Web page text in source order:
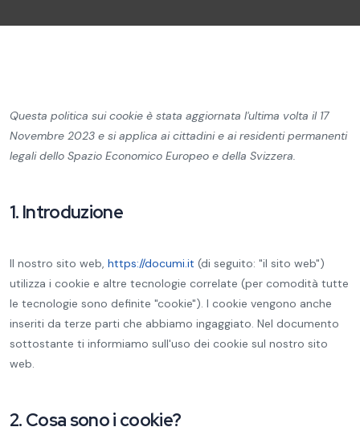
Questa politica sui cookie è stata aggiornata l'ultima volta il 17
Novembre 2023 e si applica ai cittadini e ai residenti permanenti
legali dello Spazio Economico Europeo e della Svizzera.
1. Introduzione
Il nostro sito web, https://documi.it (di seguito: "il sito web")
utilizza i cookie e altre tecnologie correlate (per comodità tutte
le tecnologie sono definite "cookie"). I cookie vengono anche
inseriti da terze parti che abbiamo ingaggiato. Nel documento
sottostante ti informiamo sull'uso dei cookie sul nostro sito
web.
2. Cosa sono i cookie?